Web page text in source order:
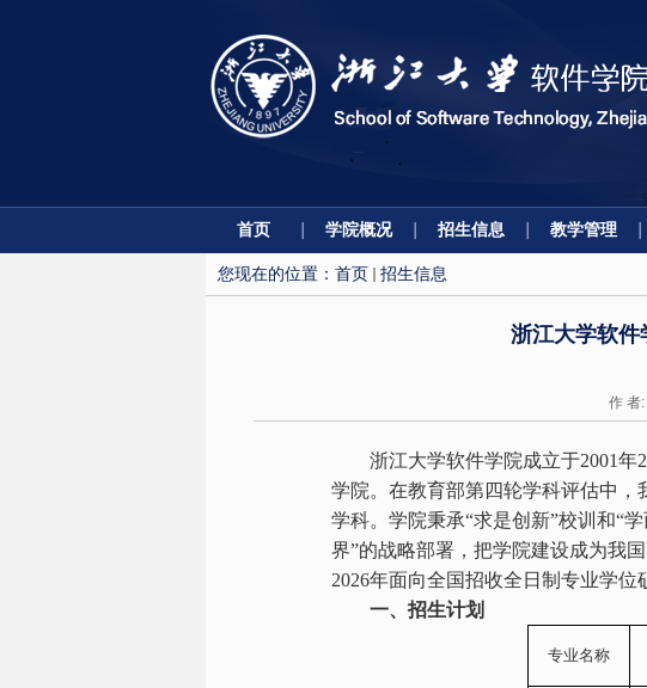
首页 学院概况 招生信息 教学管理
您现在的位置： 首页 招生信息
浙江大学软件
作 者
浙江大学软件学院成立于2001年2
学院。在教育部第四轮学科评估中，
学科。学院秉承“求是创新”校训和“
界”的战略部署，把学院建设成为我
2026年面向全国招收全日制专业学位
一、招生计划
专业名称